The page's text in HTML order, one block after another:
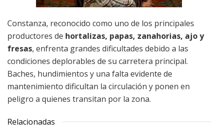
Constanza, reconocido como uno de los principales
productores de hortalizas, papas, zanahorias, ajo y
fresas, enfrenta grandes dificultades debido a las
condiciones deplorables de su carretera principal.
Baches, hundimientos y una falta evidente de
mantenimiento dificultan la circulación y ponen en
peligro a quienes transitan por la zona.
Relacionadas